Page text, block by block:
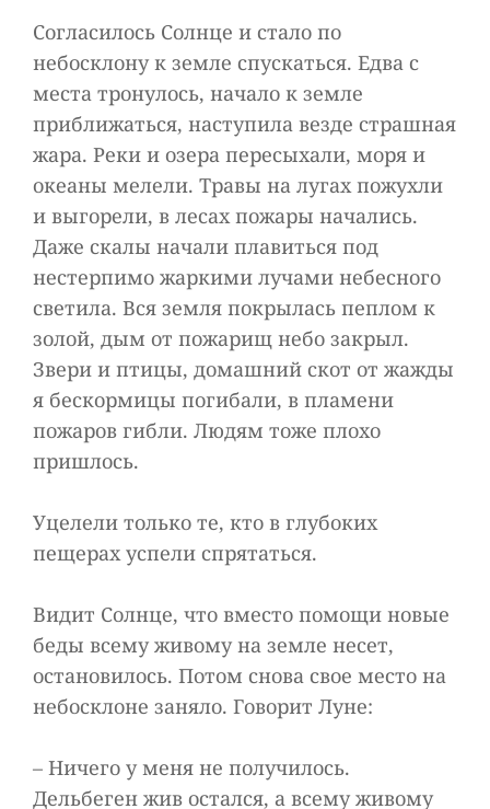
Согласилось Солнце и стало по
небосклону к земле спускаться. Едва с
места тронулось, начало к земле
приближаться, наступила везде страшная
жара. Реки и озера пересыхали, моря и
океаны мелели. Травы на лугах пожухли
и выгорели, в лесах пожары начались.
Даже скалы начали плавиться под
нестерпимо жаркими лучами небесного
светила. Вся земля покрылась пеплом к
золой, дым от пожарищ небо закрыл.
Звери и птицы, домашний скот от жажды
я бескормицы погибали, в пламени
пожаров гибли. Людям тоже плохо
пришлось.
Уцелели только те, кто в глубоких
пещерах успели спрятаться.
Видит Солнце, что вместо помощи новые
беды всему живому на земле несет,
остановилось. Потом снова свое место на
небосклоне заняло. Говорит Луне:
– Ничего у меня не получилось.
Дельбеген жив остался, а всему живому